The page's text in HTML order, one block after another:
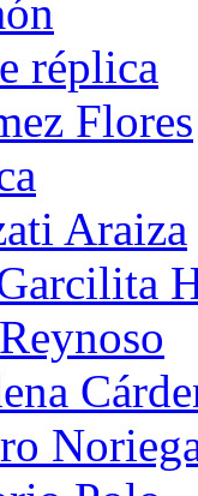
réplica
Flores
Araiza